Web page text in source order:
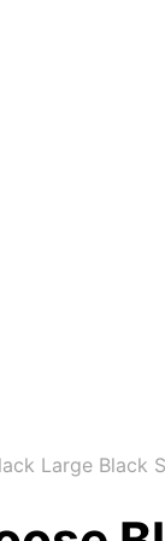
Large Black